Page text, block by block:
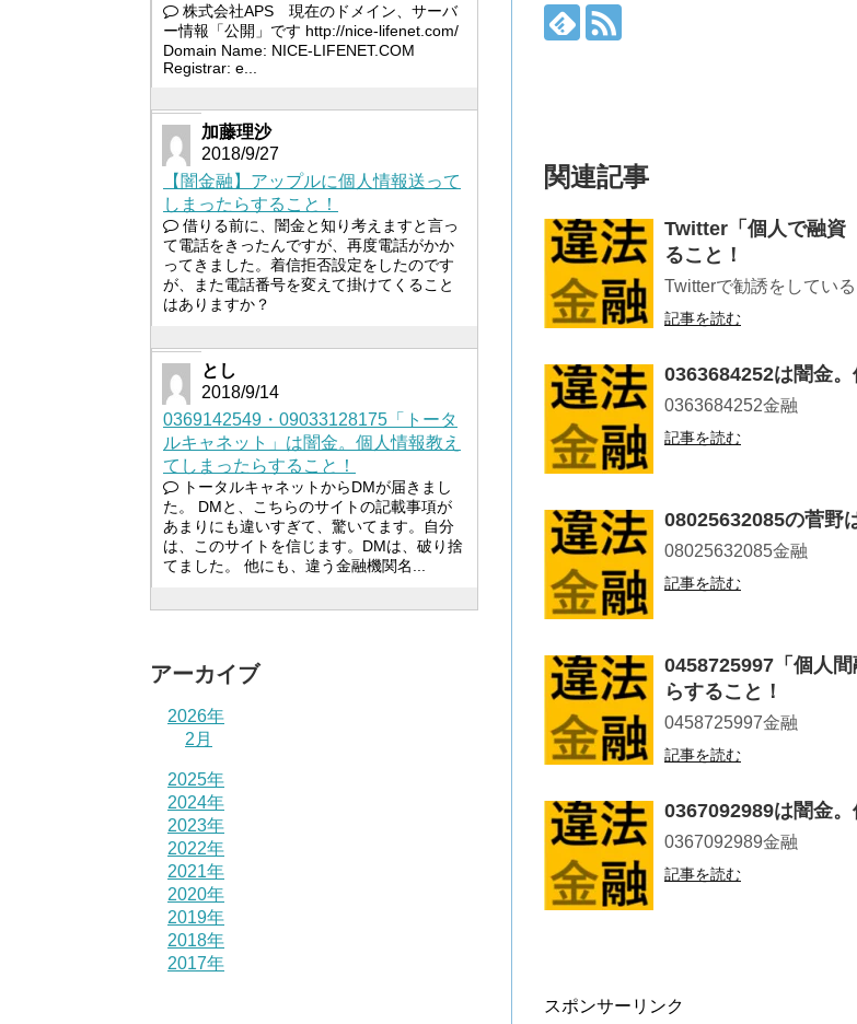
関連記事
Twitter「個人で融資
ること！
Twitterで勧誘をしてい
記事を読む
0363684252は闇金
0363684252金融
記事を読む
08025632085の菅野
08025632085金融
記事を読む
0458725997「個人
らすること！
0458725997金融
記事を読む
0367092989は闇金
0367092989金融
記事を読む
スポンサーリンク
株式会社APS 現在のドメイン、サーバ
ー情報「公開」です http://nice-lifenet.com/
Domain Name: NICE-LIFENET.COM
Registrar: e...
加藤理沙
2018/9/27
【闇金融】アップルに個人情報送って
しまったらすること！
借りる前に、闇金と知り考えますと言っ
て電話をきったんですが、再度電話がかか
ってきました。着信拒否設定をしたのです
が、また電話番号を変えて掛けてくること
はありますか？
とし
2018/9/14
0369142549・09033128175「トータ
ルキャネット」は闇金。個人情報教え
てしまったらすること！
トータルキャネットからDMが届きまし
た。 DMと、こちらのサイトの記載事項が
あまりにも違いすぎて、驚いてます。自分
は、このサイトを信じます。DMは、破り捨
てました。 他にも、違う金融機関名...
アーカイブ
2026年
2月
2025年
2024年
2023年
2022年
2021年
2020年
2019年
2018年
2017年